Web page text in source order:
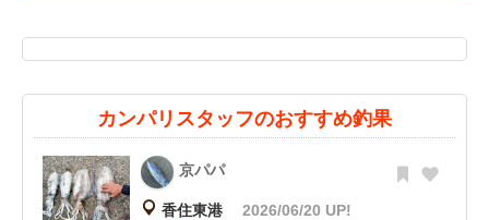
カンパリスタッフのおすすめ釣果
京パパ
香住東港 2026/06/20 UP!